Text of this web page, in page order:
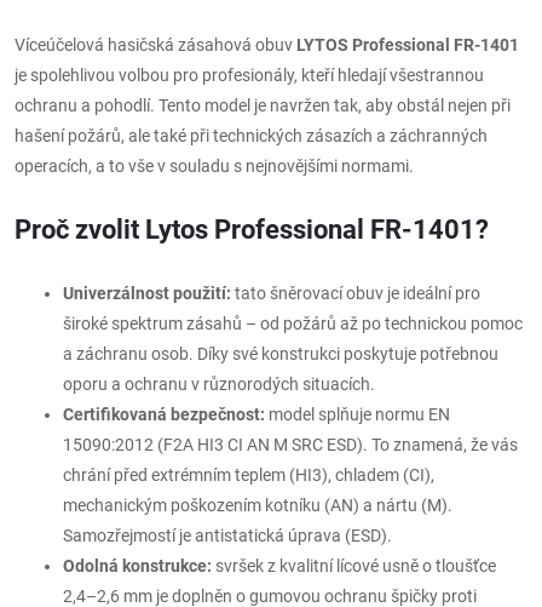
Víceúčelová hasičská zásahová obuv LYTOS Professional FR-1401
je spolehlivou volbou pro profesionály, kteří hledají všestrannou
ochranu a pohodlí. Tento model je navržen tak, aby obstál nejen při
hašení požárů, ale také při technických zásazích a záchranných
operacích, a to vše v souladu s nejnovějšími normami.
Proč zvolit Lytos Professional FR-1401?
Univerzálnost použití: tato šněrovací obuv je ideální pro
široké spektrum zásahů – od požárů až po technickou pomoc
a záchranu osob. Díky své konstrukci poskytuje potřebnou
oporu a ochranu v různorodých situacích.
Certifikovaná bezpečnost: model splňuje normu EN
15090:2012 (F2A HI3 CI AN M SRC ESD). To znamená, že vás
chrání před extrémním teplem (HI3), chladem (CI),
mechanickým poškozením kotníku (AN) a nártu (M).
Samozřejmostí je antistatická úprava (ESD).
Odolná konstrukce: svršek z kvalitní lícové usně o tloušťce
2,4–2,6 mm je doplněn o gumovou ochranu špičky proti